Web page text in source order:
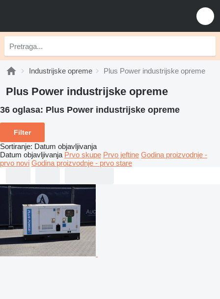
Industrijske opreme Plus Power industrijske opreme
Plus Power industrijske opreme
36 oglasa: Plus Power industrijske opreme
Filter
Sortiranje: Datum objavljivanja
Datum objavljivanja Prvo skupe Prvo jeftine Godina proizvodnje -
prvo novi Godina proizvodnje - prvo stare